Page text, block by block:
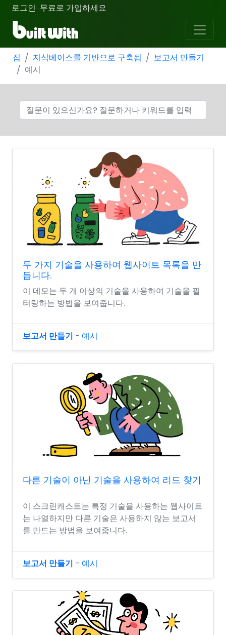
로그인 · 무료로 가입하세요
집 지식베이스를 기반으로 구축됨
보고서 만들기
예시
두 가지 기술을 사용하여 웹사이트 목록을 만
듭니다.
이 데모는 두 개 이상의 기술을 사용하여 기술을 필
터링하는 방법을 보여줍니다.
보고서 만들기 - 예시
다른 기술이 아닌 기술을 사용하여 리드 찾기
이 스크린캐스트는 특정 기술을 사용하는 웹사이트
는 나열하지만 다른 기술은 사용하지 않는 보고서
를 만드는 방법을 보여줍니다.
보고서 만들기 - 예시